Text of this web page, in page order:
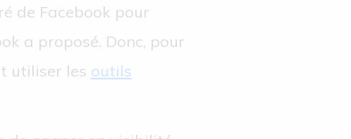
de Facebook pour
a proposé. Donc, pour
utiliser les outils